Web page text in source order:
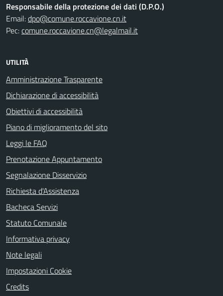
Responsabile della protezione dei dati (D.P.O.)
Email:dpo@comune.roccavione.cn.it
Pec:comune.roccavione.cn@legalmail.it
UTILITÀ
Amministrazione Trasparente
Dichiarazione di accessibilità
Obiettivi di accessibilità
Piano di miglioramento del sito
Leggi le FAQ
Prenotazione Appuntamento
Segnalazione Disservizio
Richiesta d'Assistenza
Bacheca Servizi
Statuto Comunale
Informativa privacy
Note legali
Impostazioni Cookie
Credits